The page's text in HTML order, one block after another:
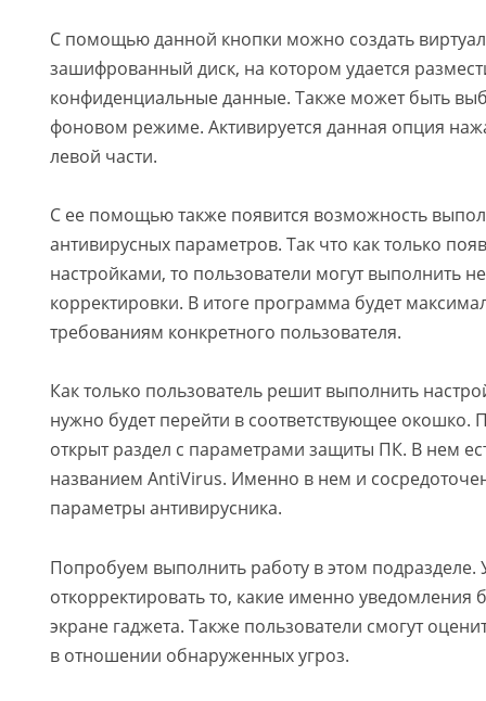
С помощью данной кнопки можно создать
зашифрованный диск, на котором удается
конфиденциальные данные. Также может быть
фоновом режиме. Активируется данная опция
левой части.
С ее помощью также появится возможность
антивирусных параметров. Так что как только
настройками, то пользователи могут выполнить
корректировки. В итоге программа будет
требованиям конкретного пользователя.
Как только пользователь решит выполнить
нужно будет перейти в соответствующее окошко.
открыт раздел с параметрами защиты ПК. В нем
названием AntiVirus. Именно в нем и
параметры антивирусника.
Попробуем выполнить работу в этом подразделе.
откорректировать то, какие именно уведомления
экране гаджета. Также пользователи смогут
в отношении обнаруженных угроз.